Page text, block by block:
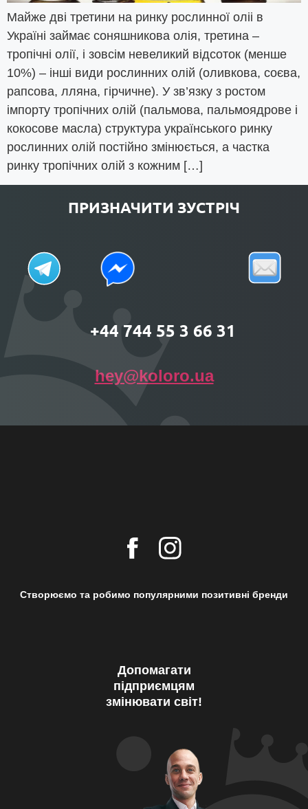
Майже дві третини на ринку рослинної оліі в
Україні займає соняшникова олія, третина –
тропічні олії, і зовсім невеликий відсоток (менше
10%) – інші види рослинних олій (оливкова, соєва,
рапсова, лляна, гірчичне). У зв’язку з ростом
імпорту тропічних олій (пальмова, пальмоядрове і
кокосове масла) структура українського ринку
рослинних олій постійно змінюється, а частка
ринку тропічних олій з кожним […]
ПРИЗНАЧИТИ ЗУСТРІЧ
+44 744 55 3 66 31
hey@koloro.ua
Створюємо та робимо популярними позитивні бренди
Допомагати
підприємцям
змінювати світ!